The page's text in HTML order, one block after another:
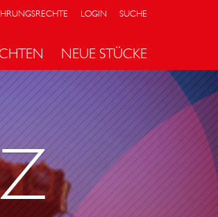
LOGIN SUCHE
NEUE STÜCKE
P
I
N
O